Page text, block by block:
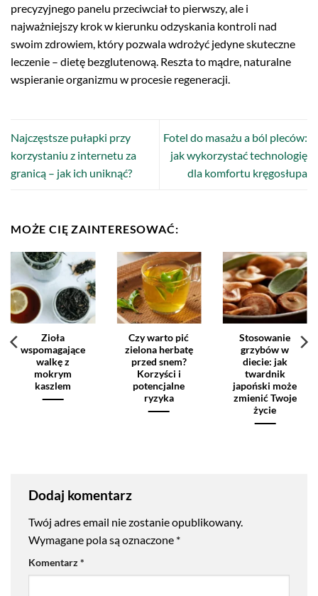
precyzyjnego panelu przeciwciał to pierwszy, ale i
najważniejszy krok w kierunku odzyskania kontroli nad
swoim zdrowiem, który pozwala wdrożyć jedyne skuteczne
leczenie – dietę bezglutenową. Reszta to mądre, naturalne
wspieranie organizmu w procesie regeneracji.
Najczęstsze pułapki przy
korzystaniu z internetu za
granicą – jak ich uniknąć?
Fotel do masażu a ból pleców:
jak wykorzystać technologię
dla komfortu kręgosłupa
MOŻE CIĘ ZAINTERESOWAĆ:
Zioła
wspomagające
walkę z
mokrym
kaszlem
Czy warto pić
zielona herbatę
przed snem?
Korzyści i
potencjalne
ryzyka
Stosowanie
grzybów w
diecie: jak
twardnik
japoński może
zmienić Twoje
życie
Dodaj komentarz
Twój adres email nie zostanie opublikowany.
Wymagane pola są oznaczone *
Komentarz*